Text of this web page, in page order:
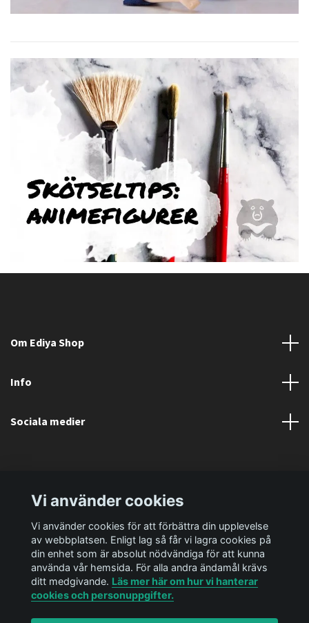
Om Ediya Shop
Info
Sociala medier
Vi använder cookies
Vi använder cookies för att förbättra din upplevelse
av webbplatsen. Enligt lag så får vi lagra cookies på
din enhet som är absolut nödvändiga för att kunna
använda vår hemsida. För alla andra ändamål krävs
ditt medgivande. Läs mer här om hur vi hanterar
cookies och personuppgifter.